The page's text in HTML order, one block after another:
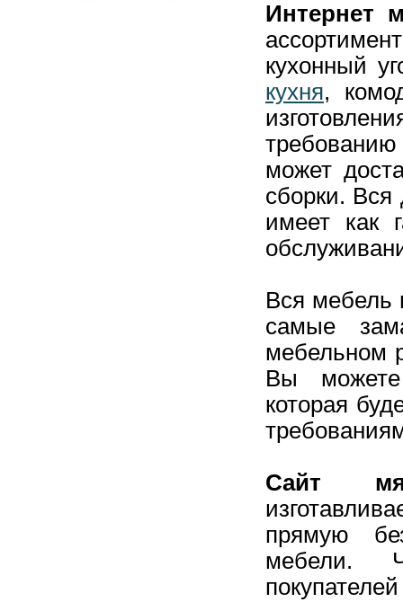
Интернет
кухонный
кухня,
может
сборки.
имеет как
Вся мебель
самые
мебельном
Вы можете
которая
Сайт
прямую
мебели.